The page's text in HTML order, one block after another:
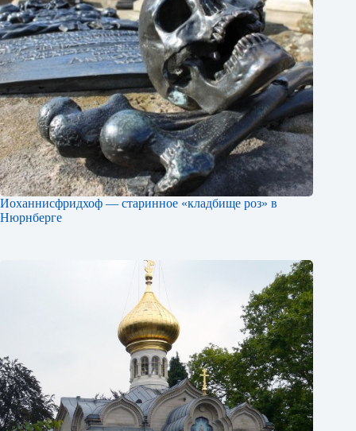
Иоханнисфридхоф — старинное «кладбище роз» в
Нюрнберге